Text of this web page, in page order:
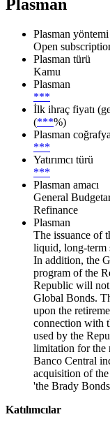
Plasman
Plasman yöntemi
Open
Plasman türü
Kamu
Plasman
***
İlk ihraç fiyatı
(***%)
Plasman
***
Yatırımcı türü
***
Plasman amacı
General
Refinance
Plasman
The issuance of
liquid, long-term
In addition, the
program of the
Republic will not
Global Bonds.
upon the
connection with
used by the
limitation for the
Banco Central
acquisition of
'the Brady
Katılımcılar